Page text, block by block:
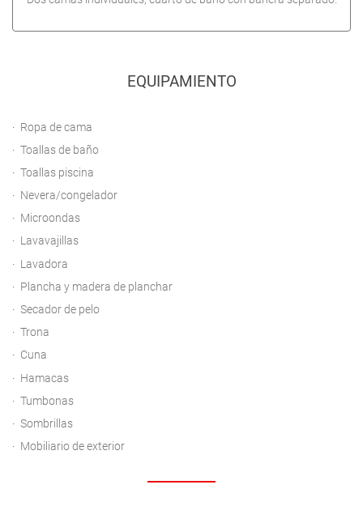
EQUIPAMIENTO
Ropa de cama
Toallas de baño
Toallas piscina
Nevera/congelador
Microondas
Lavavajillas
Lavadora
Plancha y madera de planchar
Secador de pelo
Trona
Cuna
Hamacas
Tumbonas
Sombrillas
Mobiliario de exterior